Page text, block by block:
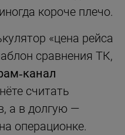
короче плечо.
«цена рейса
сравнения ТК,
считать
а в долгую —
операционке.